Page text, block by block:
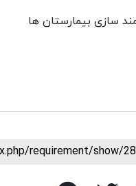
سازی بیمارستان ها
requirement/show/